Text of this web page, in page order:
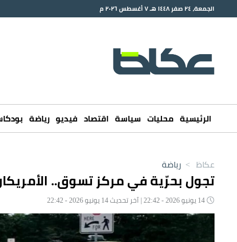
الجمعة، ٢٤ صفر ١٤٤٨ هـ ٧ أغسطس ٢٠٢٦ م
الرئيسية محليات سياسة اقتصاد فيديو رياضة
عكاظ > رياضة
تجول بحرّية في مركز تسوق..